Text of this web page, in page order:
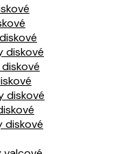
diskové
diskové
diskové